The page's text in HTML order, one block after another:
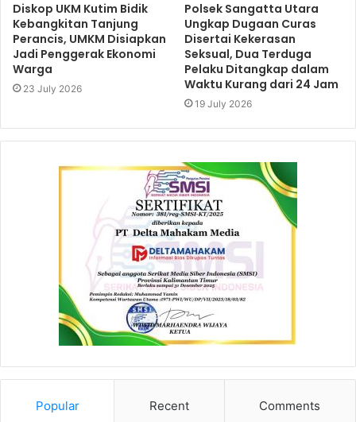
Diskop UKM Kutim Bidik
Kebangkitan Tanjung
Perancis, UMKM Disiapkan
Jadi Penggerak Ekonomi
Warga
23 July 2026
Polsek Sangatta Utara
Ungkap Dugaan Curas
Disertai Kekerasan
Seksual, Dua Terduga
Pelaku Ditangkap dalam
Waktu Kurang dari 24 Jam
19 July 2026
Popular Recent Comments